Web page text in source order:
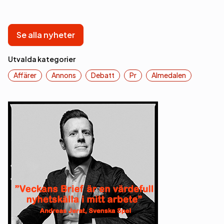
Se alla nyheter
Utvalda kategorier
Affärer
Annons Debatt Pr Almedalen